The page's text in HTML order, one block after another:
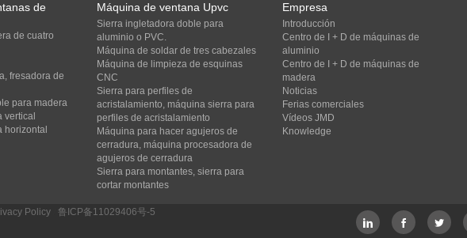
de
de cuatro
fresadora de
para madera
vertical
horizontal
Máquina de ventana Upvc
Sierra ingletadora doble para
aluminio o PVC.
Máquina de soldar de tres cabezales
Máquina de limpieza de esquinas
CNC
Sierra para perfiles de
acristalamiento, máquina sierra para
perfiles de acristalamiento
Máquina para hacer agujeros de
cerradura, máquina procesadora de
agujeros de cerradura
Sierra para montantes, sierra para
cortar montantes
Empresa
Introducción
Centro de I + D de máquinas de
aluminio
Centro de I + D de máquinas de
madera
Noticias
Ferias comerciales
Vídeos JMD
Knowledge
Policy 鲁ICP备11029406号-5